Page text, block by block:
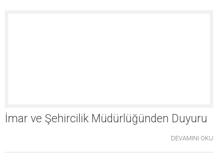
İmar ve Şehircilik Müdürlüğünden Duyuru
DEVAMINI OKU